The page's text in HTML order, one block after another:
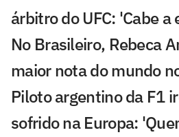
árbitro do UFC: 'Cabe
No Brasileiro, Rebeca
maior nota do mundo
Piloto argentino da F1
sofrido na Europa: